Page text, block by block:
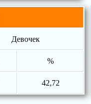
Девочек
%
42,72